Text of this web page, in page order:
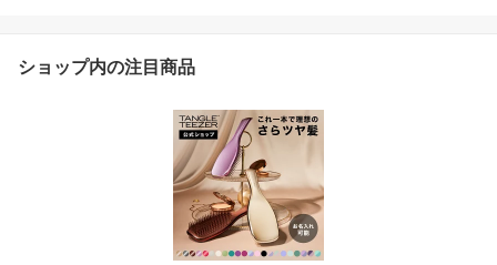
ショップ内の注目商品